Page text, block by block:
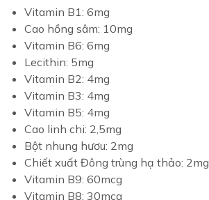
Vitamin B1: 6mg
Cao hồng sâm: 10mg
Vitamin B6: 6mg
Lecithin: 5mg
Vitamin B2: 4mg
Vitamin B3: 4mg
Vitamin B5: 4mg
Cao linh chi: 2,5mg
Bột nhung hươu: 2mg
Chiết xuất Đông trùng hạ thảo: 2mg
Vitamin B9: 60mcg
Vitamin B8: 30mcg